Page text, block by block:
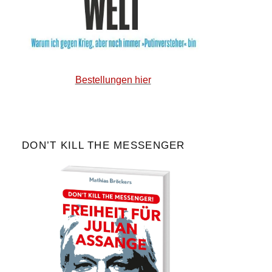
Bestellungen hier
DON’T KILL THE MESSENGER